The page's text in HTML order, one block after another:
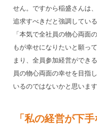
せん。ですから稲盛さんは
追求すべきだと強調してい
「本気で全社員の物心両面
もが幸せになりたいと願っ
まり、全員参加経営ができ
員の物心両面の幸せを目指
いるのではないかと思います
「私の経営が下